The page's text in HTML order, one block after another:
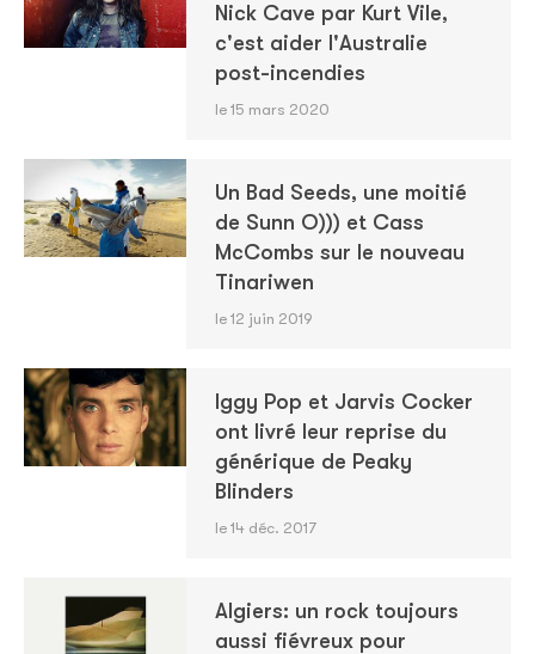
Nick Cave par Kurt Vile,
c'est aider l'Australie
post-incendies
le 15 mars 2020
Un Bad Seeds, une moitié
de Sunn O))) et Cass
McCombs sur le nouveau
Tinariwen
le 12 juin 2019
Iggy Pop et Jarvis Cocker
ont livré leur reprise du
générique de Peaky
Blinders
le 14 déc. 2017
Algiers: un rock toujours
aussi fiévreux pour